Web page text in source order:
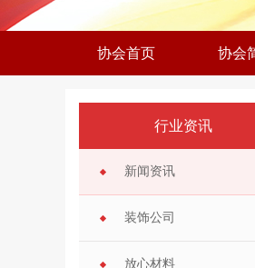
协会首页 协会
行业资讯
新闻资讯
装饰公司
放心材料